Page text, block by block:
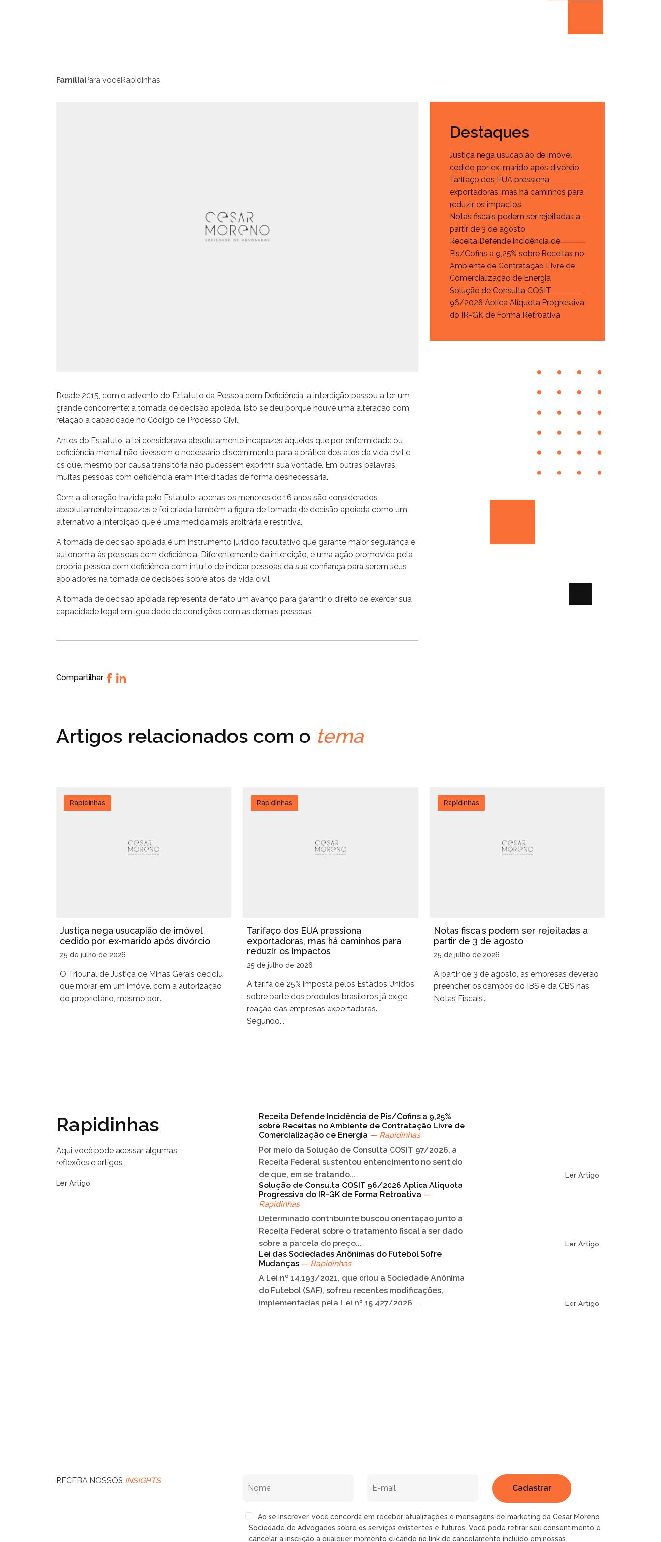
FamíliaPara vocêRapidinhas
Desde 2015, com o advento do Estatuto da Pessoa com Deficiência, a interdição passou a ter um
grande concorrente: a tomada de decisão apoiada. Isto se deu porque houve uma alteração com
relação a capacidade no Código de Processo Civil.
Antes do Estatuto, a lei considerava absolutamente incapazes àqueles que por enfermidade ou
deficiência mental não tivessem o necessário discernimento para a prática dos atos da vida civil e
os que, mesmo por causa transitória não pudessem exprimir sua vontade. Em outras palavras,
muitas pessoas com deficiência eram interditadas de forma desnecessária.
Com a alteração trazida pelo Estatuto, apenas os menores de 16 anos são considerados
absolutamente incapazes e foi criada também a figura de tomada de decisão apoiada como um
alternativo à interdição que é uma medida mais arbitrária e restritiva.
A tomada de decisão apoiada é um instrumento jurídico facultativo que garante maior segurança e
autonomia às pessoas com deficiência. Diferentemente da interdição, é uma ação promovida pela
própria pessoa com deficiência com intuito de indicar pessoas da sua confiança para serem seus
apoiadores na tomada de decisões sobre atos da vida civil.
A tomada de decisão apoiada representa de fato um avanço para garantir o direito de exercer sua
capacidade legal em igualdade de condições com as demais pessoas.
Compartilhar
Destaques
Justiça nega usucapião de imóvel
cedido por ex-marido após divórcio
Tarifaço dos EUA pressiona
exportadoras, mas há caminhos para
reduzir os impactos
Notas fiscais podem ser rejeitadas a
partir de 3 de agosto
Receita Defende Incidência de
Pis/Cofins a 9,25% sobre Receitas no
Ambiente de Contratação Livre de
Comercialização de Energia
Solução de Consulta COSIT
96/2026 Aplica Alíquota Progressiva
do IR-GK de Forma Retroativa
Artigos relacionados com o tema
Rapidinhas
Justiça nega usucapião de imóvel
cedido por ex-marido após divórcio
25 de julho de 2026
O Tribunal de Justiça de Minas Gerais decidiu
que morar em um imóvel com a autorização
do proprietário, mesmo por...
Rapidinhas
Tarifaço dos EUA pressiona
exportadoras, mas há caminhos para
reduzir os impactos
25 de julho de 2026
A tarifa de 25% imposta pelos Estados Unidos
sobre parte dos produtos brasileiros já exige
reação das empresas exportadoras.
Segundo...
Rapidinhas
Notas fiscais podem ser rejeitadas a
partir de 3 de agosto
25 de julho de 2026
A partir de 3 de agosto, as empresas deverão
preencher os campos do IBS e da CBS nas
Notas Fiscais...
Rapidinhas
Aqui você pode acessar algumas
reflexões e artigos.
Ler Artigo
Receita Defende Incidência de Pis/Cofins a 9,25%
sobre Receitas no Ambiente de Contratação Livre de
Comercialização de Energia — Rapidinhas
Por meio da Solução de Consulta COSIT 97/2026, a
Receita Federal sustentou entendimento no sentido
de que, em se tratando...
Ler Artigo
Solução de Consulta COSIT 96/2026 Aplica Alíquota
Progressiva do IR-GK de Forma Retroativa —
Rapidinhas
Determinado contribuinte buscou orientação junto à
Receita Federal sobre o tratamento fiscal a ser dado
sobre a parcela do preço...
Ler Artigo
Lei das Sociedades Anônimas do Futebol Sofre
Mudanças — Rapidinhas
A Lei nº 14.193/2021, que criou a Sociedade Anônima
do Futebol (SAF), sofreu recentes modificações,
implementadas pela Lei nº 15.427/2026....
Ler Artigo
RECEBA NOSSOS INSIGHTS
Ao se inscrever, você concorda em receber atualizações e mensagens de marketing da Cesar Moreno
Sociedade de Advogados sobre os serviços existentes e futuros. Você pode retirar seu consentimento e
cancelar a inscrição a qualquer momento clicando no link de cancelamento incluído em nossas